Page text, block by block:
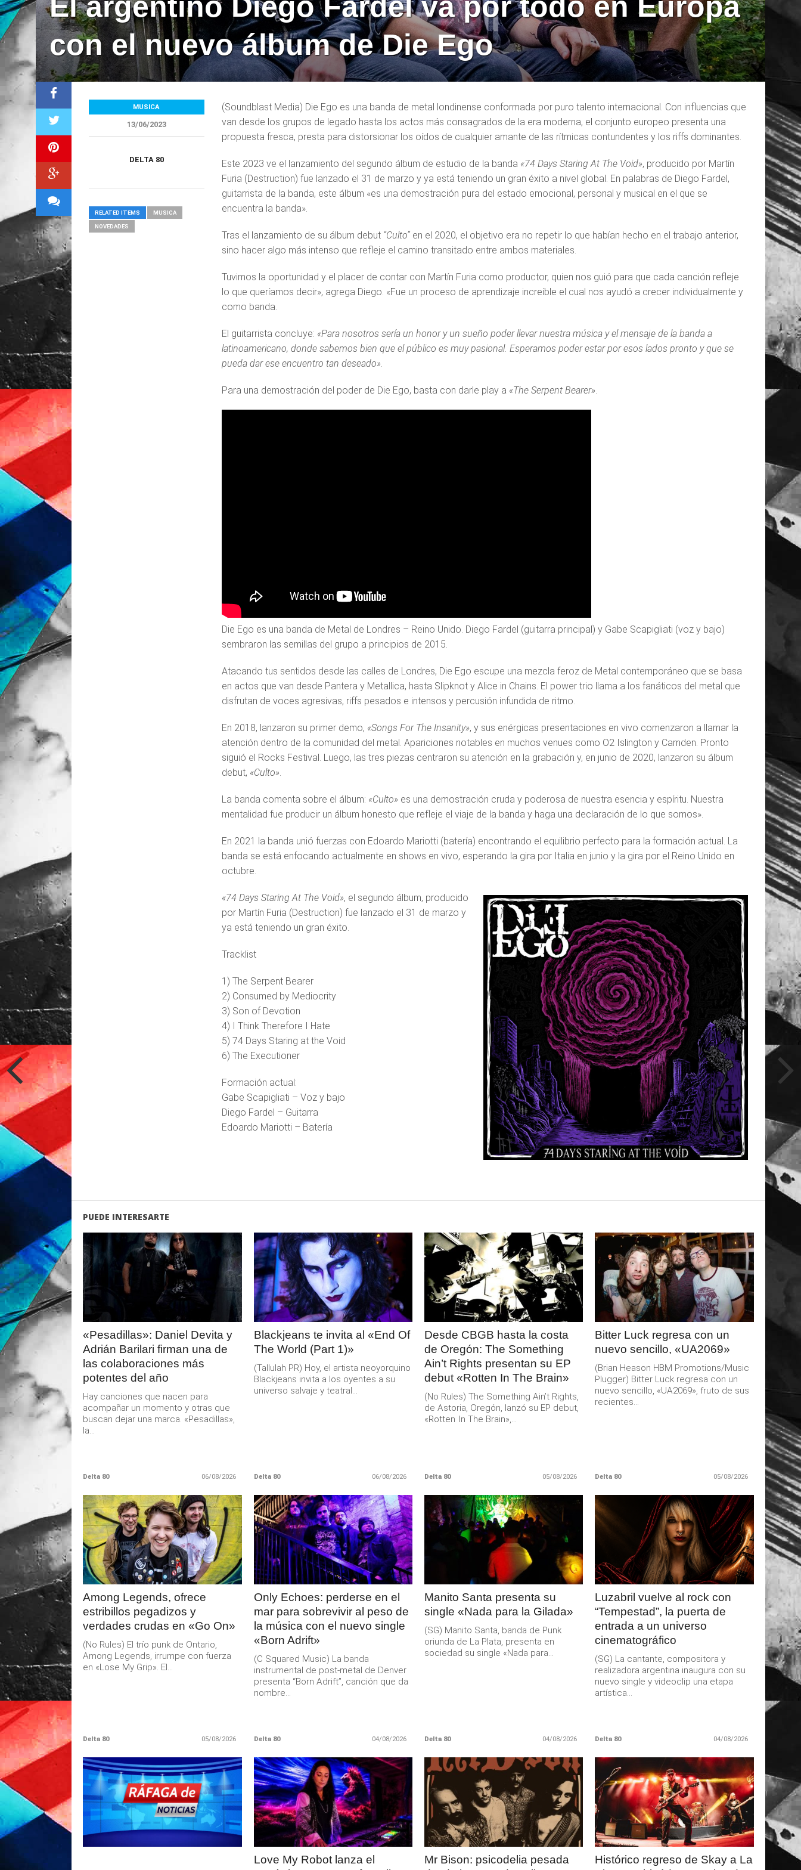
con el nuevo álbum de Die Ego
(Soundblast Media) Die Ego es una banda de metal londinense conformada por puro talento internacional. Con influencias que
van desde los grupos de legado hasta los actos más consagrados de la era moderna, el conjunto europeo presenta una
propuesta fresca, presta para distorsionar los oídos de cualquier amante de las rítmicas contundentes y los riffs dominantes.
Este 2023 ve el lanzamiento del segundo álbum de estudio de la banda «74 Days Staring At The Void», producido por Martín
Furia (Destruction) fue lanzado el 31 de marzo y ya está teniendo un gran éxito a nivel global. En palabras de Diego Fardel,
guitarrista de la banda, este álbum «es una demostración pura del estado emocional, personal y musical en el que se
encuentra la banda».
Tras el lanzamiento de su álbum debut “Culto”en el 2020, el objetivo era no repetir lo que habían hecho en el trabajo anterior,
sino hacer algo más intenso que refleje el camino transitado entre ambos materiales.
Tuvimos la oportunidad y el placer de contar con Martín Furia como productor, quien nos guió para que cada canción refleje
lo que queríamos decir», agrega Diego. «Fue un proceso de aprendizaje increíble el cual nos ayudó a crecer individualmente y
como banda.
El guitarrista concluye: «Para nosotros sería un honor y un sueño poder llevar nuestra música y el mensaje de la banda a
latinoamericano, donde sabemos bien que el público es muy pasional. Esperamos poder estar por esos lados pronto y que se
pueda dar ese encuentro tan deseado».
Para una demostración del poder de Die Ego, basta con darle play a «The Serpent Bearer».
Die Ego es una banda de Metal de Londres – Reino Unido. Diego Fardel (guitarra principal) y Gabe Scapigliati (voz y bajo)
sembraron las semillas del grupo a principios de 2015.
Atacando tus sentidos desde las calles de Londres, Die Ego escupe una mezcla feroz de Metal contemporáneo que se basa
en actos que van desde Pantera y Metallica, hasta Slipknot y Alice in Chains. El power trio llama a los fanáticos del metal que
disfrutan de voces agresivas, riffs pesados e intensos y percusión infundida de ritmo.
En 2018, lanzaron su primer demo, «Songs For The Insanity», y sus enérgicas presentaciones en vivo comenzaron a llamar la
atención dentro de la comunidad del metal. Apariciones notables en muchos venues como O2 Islington y Camden. Pronto
siguió el Rocks Festival. Luego, las tres piezas centraron su atención en la grabación y, en junio de 2020, lanzaron su álbum
debut, «Culto».
La banda comenta sobre el álbum: «Culto»es una demostración cruda y poderosa de nuestra esencia y espíritu. Nuestra
mentalidad fue producir un álbum honesto que refleje el viaje de la banda y haga una declaración de lo que somos».
En 2021 la banda unió fuerzas con Edoardo Mariotti (batería) encontrando el equilibrio perfecto para la formación actual. La
banda se está enfocando actualmente en shows en vivo, esperando la gira por Italia en junio y la gira por el Reino Unido en
octubre.
«74 Days Staring At The Void», el segundo álbum, producido
por Martín Furia (Destruction) fue lanzado el 31 de marzo y
ya está teniendo un gran éxito.
Tracklist
1) The Serpent Bearer
2) Consumed by Mediocrity
3) Son of Devotion
4) I Think Therefore I Hate
5) 74 Days Staring at the Void
6) The Executioner
Formación actual:
Gabe Scapigliati – Voz y bajo
Diego Fardel – Guitarra
Edoardo Mariotti – Batería
MUSICA
13/06/2023
DELTA 80
RELATED ITEMS MUSICA
NOVEDADES
PUEDE INTERESARTE
LEER
MAS
«Pesadillas»: Daniel Devita y
Adrián Barilari firman una de
las colaboraciones más
potentes del año
Hay canciones que nacen para
acompañar un momento y otras que
buscan dejar una marca. «Pesadillas»,
la...
Delta 80 06/08/2026
LEER
MAS
Blackjeans te invita al «End Of
The World (Part 1)»
(Tallulah PR) Hoy, el artista neoyorquino
Blackjeans invita a los oyentes a su
universo salvaje y teatral...
Delta 80 06/08/2026
LEER
MAS
Desde CBGB hasta la costa
de Oregón: The Something
Ain’t Rights presentan su EP
debut «Rotten In The Brain»
(No Rules) The Something Ain’t Rights,
de Astoria, Oregón, lanzó su EP debut,
«Rotten In The Brain»,...
Delta 80 05/08/2026
LEER
MAS
Bitter Luck regresa con un
nuevo sencillo, «UA2069»
(Brian Heason HBM Promotions/Music
Plugger) Bitter Luck regresa con un
nuevo sencillo, «UA2069», fruto de sus
recientes...
Delta 80 05/08/2026
LEER
MAS
Among Legends, ofrece
estribillos pegadizos y
verdades crudas en «Go On»
(No Rules) El trío punk de Ontario,
Among Legends, irrumpe con fuerza
en «Lose My Grip». El...
Delta 80 05/08/2026
LEER
MAS
Only Echoes: perderse en el
mar para sobrevivir al peso de
la música con el nuevo single
«Born Adrift»
(C Squared Music) La banda
instrumental de post-metal de Denver
presenta “Born Adrift”, canción que da
nombre...
Delta 80 04/08/2026
LEER
MAS
Manito Santa presenta su
single «Nada para la Gilada»
(SG) Manito Santa, banda de Punk
oriunda de La Plata, presenta en
sociedad su single «Nada para...
Delta 80 04/08/2026
LEER
MAS
Luzabril vuelve al rock con
“Tempestad”, la puerta de
entrada a un universo
cinematográfico
(SG) La cantante, compositora y
realizadora argentina inaugura con su
nuevo single y videoclip una etapa
artística...
Delta 80 04/08/2026
LEER
MAS
LEER
MAS
Love My Robot lanza el
LEER
MAS
Mr Bison: psicodelia pesada
LEER
MAS
Histórico regreso de Skay a La